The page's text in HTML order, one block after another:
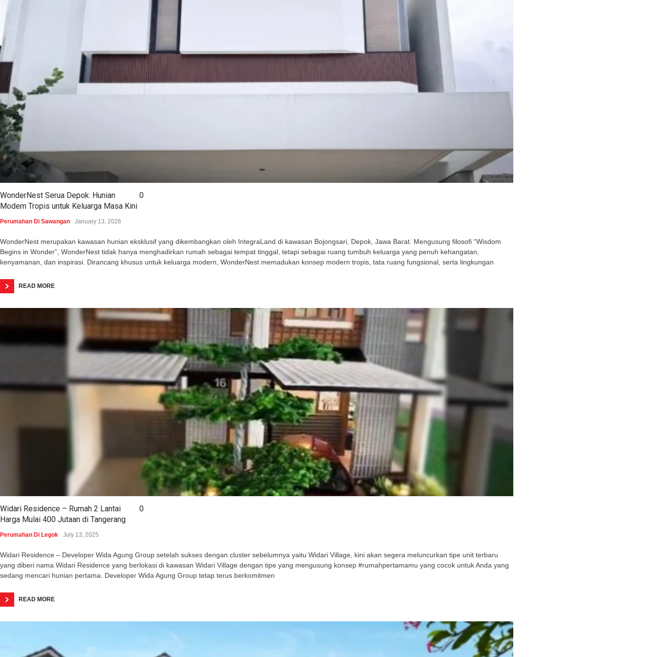
WonderNest Serua Depok: Hunian
Modern Tropis untuk Keluarga Masa Kini
0
Perumahan Di Sawangan January 13, 2026
WonderNest merupakan kawasan hunian eksklusif yang dikembangkan oleh IntegraLand di kawasan Bojongsari, Depok, Jawa Barat. Mengusung filosofi “Wisdom
Begins in Wonder”, WonderNest tidak hanya menghadirkan rumah sebagai tempat tinggal, tetapi sebagai ruang tumbuh keluarga yang penuh kehangatan,
kenyamanan, dan inspirasi. Dirancang khusus untuk keluarga modern, WonderNest memadukan konsep modern tropis, tata ruang fungsional, serta lingkungan
READ MORE
Widari Residence – Rumah 2 Lantai
Harga Mulai 400 Jutaan di Tangerang
0
Perumahan Di Legok July 13, 2025
Widari Residence – Developer Wida Agung Group setelah sukses dengan cluster sebelumnya yaitu Widari Village, kini akan segera meluncurkan tipe unit terbaru
yang diberi nama Widari Residence yang berlokasi di kawasan Widari Village dengan tipe yang mengusung konsep #rumahpertamamu yang cocok untuk Anda yang
sedang mencari hunian pertama. Developer Wida Agung Group tetap terus berkomitmen
READ MORE